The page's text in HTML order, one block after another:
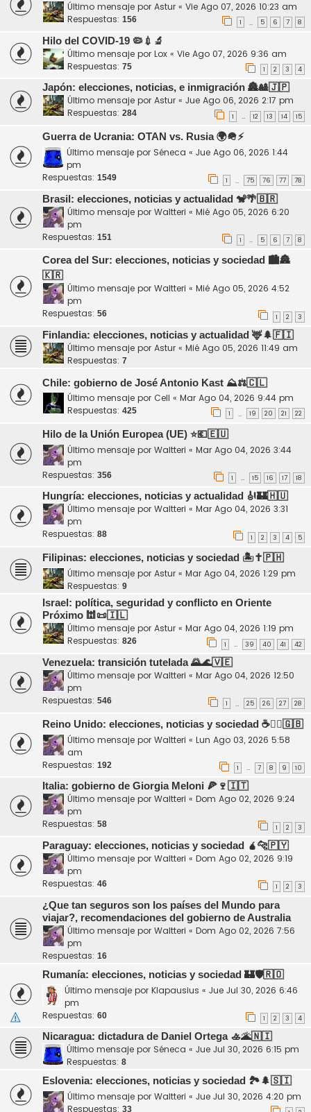
Último mensaje por Astur « Vie Ago 07, 2026 10:23 am
Respuestas: 156 1 … 5 6 7 8
Hilo del COVID-19 🦠💉🔬
Último mensaje por Lox « Vie Ago 07, 2026 9:36 am
Respuestas: 75 1 2 3 4
Japón: elecciones, noticias, e inmigración 🏯🎎🇯🇵
Último mensaje por Astur « Jue Ago 06, 2026 2:17 pm
Respuestas: 284 1 … 12 13 14 15
Guerra de Ucrania: OTAN vs. Rusia 🌍🪖⚡
Último mensaje por Séneca « Jue Ago 06, 2026 1:44
pm
Respuestas: 1549 1 … 75 76 77 78
Brasil: elecciones, noticias y actualidad 🐒🌴🇧🇷
Último mensaje por Waltteri « Mié Ago 05, 2026 6:20
pm
Respuestas: 151 1 … 5 6 7 8
Corea del Sur: elecciones, noticias y sociedad 🏙️🏯
🇰🇷
Último mensaje por Waltteri « Mié Ago 05, 2026 4:52
pm
Respuestas: 56 1 2 3
Finlandia: elecciones, noticias y actualidad 🦌🌲🇫🇮
Último mensaje por Astur « Mié Ago 05, 2026 11:49 am
Respuestas: 7
Chile: gobierno de José Antonio Kast ⛰️⚖️🇨🇱
Último mensaje por Cell « Mar Ago 04, 2026 9:44 pm
Respuestas: 425 1 … 19 20 21 22
Hilo de la Unión Europea (UE) ⭐💶🇪🇺
Último mensaje por Waltteri « Mar Ago 04, 2026 3:44
pm
Respuestas: 356 1 … 15 16 17 18
Hungría: elecciones, noticias y actualidad 🎻🏰🇭🇺
Último mensaje por Waltteri « Mar Ago 04, 2026 3:31
pm
Respuestas: 88 1 2 3 4 5
Filipinas: elecciones, noticias y sociedad 🏝️✝️🇵🇭
Último mensaje por Astur « Mar Ago 04, 2026 1:29 pm
Respuestas: 9
Israel: política, seguridad y conflicto en Oriente
Próximo 🕍📜🇮🇱
Último mensaje por Astur « Mar Ago 04, 2026 1:19 pm
Respuestas: 826 1 … 39 40 41 42
Venezuela: transición tutelada 🌄🌊🇻🇪
Último mensaje por Waltteri « Mar Ago 04, 2026 12:50
pm
Respuestas: 546 1 … 25 26 27 28
Reino Unido: elecciones, noticias y sociedad ☕💂‍♂️🇬🇧
Último mensaje por Waltteri « Lun Ago 03, 2026 5:58
am
Respuestas: 192 1 … 7 8 9 10
Italia: gobierno de Giorgia Meloni 🍕🍷🇮🇹
Último mensaje por Waltteri « Dom Ago 02, 2026 9:24
pm
Respuestas: 58 1 2 3
Paraguay: elecciones, noticias y sociedad 🧉🐆🇵🇾
Último mensaje por Waltteri « Dom Ago 02, 2026 9:19
pm
Respuestas: 46 1 2 3
¿Que tan seguros son los países del Mundo para
viajar?, recomendaciones del gobierno de Australia
Último mensaje por Waltteri « Dom Ago 02, 2026 7:56
pm
Respuestas: 16
Rumanía: elecciones, noticias y sociedad 🏰🛡️🇷🇴
Último mensaje por Klapausius « Jue Jul 30, 2026 6:46
pm
Respuestas: 60 1 2 3 4
Nicaragua: dictadura de Daniel Ortega 🚣🌋🇳🇮
Último mensaje por Séneca « Jue Jul 30, 2026 6:15 pm
Respuestas: 8
Eslovenia: elecciones, noticias y sociedad 🏞️🌲🇸🇮
Último mensaje por Waltteri « Jue Jul 30, 2026 4:20 pm
Respuestas: 33